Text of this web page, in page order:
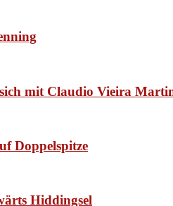
mit Claudio Vieira
Doppelspitze
Hiddingsel